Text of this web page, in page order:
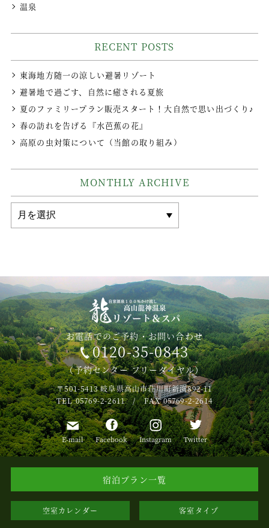
温泉
RECENT POSTS
東海地方随一の涼しい避暑リゾート
避暑地で過ごす、自然に癒される夏旅
夏のファミリープラン販売スタート！大自然で思い出づくり♪
春の訪れを告げる『水芭蕉の花』
高原の虫対策について（当館の取り組み）
MONTHLY ARCHIVE
MONTHLY
ARCHIVE
お電話でのご予約・お問い合わせ
0120-35-0843
（予約センター フリーダイヤル）
〒501-5413岐阜県高山市荘川町新渕892-11
TEL 05769-2-2611 / FAX 05769-2-2614
E-mail Facebook Instagram Twitter
宿泊プラン一覧
空室カレンダー 客室タイプ